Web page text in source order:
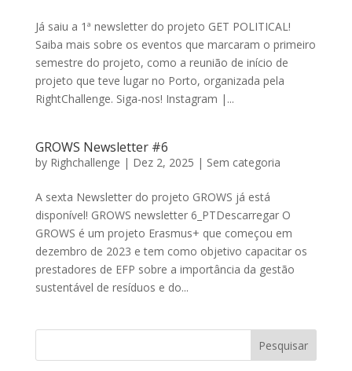
Já saiu a 1ª newsletter do projeto GET POLITICAL!
Saiba mais sobre os eventos que marcaram o primeiro
semestre do projeto, como a reunião de início de
projeto que teve lugar no Porto, organizada pela
RightChallenge. Siga-nos! Instagram |...
GROWS Newsletter #6
by Righchallenge | Dez 2, 2025 | Sem categoria
A sexta Newsletter do projeto GROWS já está
disponível! GROWS newsletter 6_PTDescarregar O
GROWS é um projeto Erasmus+ que começou em
dezembro de 2023 e tem como objetivo capacitar os
prestadores de EFP sobre a importância da gestão
sustentável de resíduos e do...